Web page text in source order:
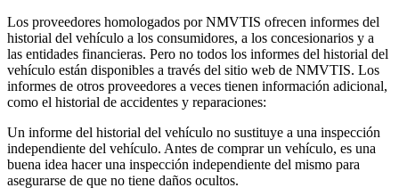
Los proveedores homologados por NMVTIS ofrecen informes del
historial del vehículo a los consumidores, a los concesionarios y a
las entidades financieras. Pero no todos los informes del historial del
vehículo están disponibles a través del sitio web de NMVTIS. Los
informes de otros proveedores a veces tienen información adicional,
como el historial de accidentes y reparaciones:
Un informe del historial del vehículo no sustituye a una inspección
independiente del vehículo. Antes de comprar un vehículo, es una
buena idea hacer una inspección independiente del mismo para
asegurarse de que no tiene daños ocultos.